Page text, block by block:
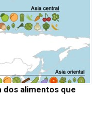
dos alimentos que